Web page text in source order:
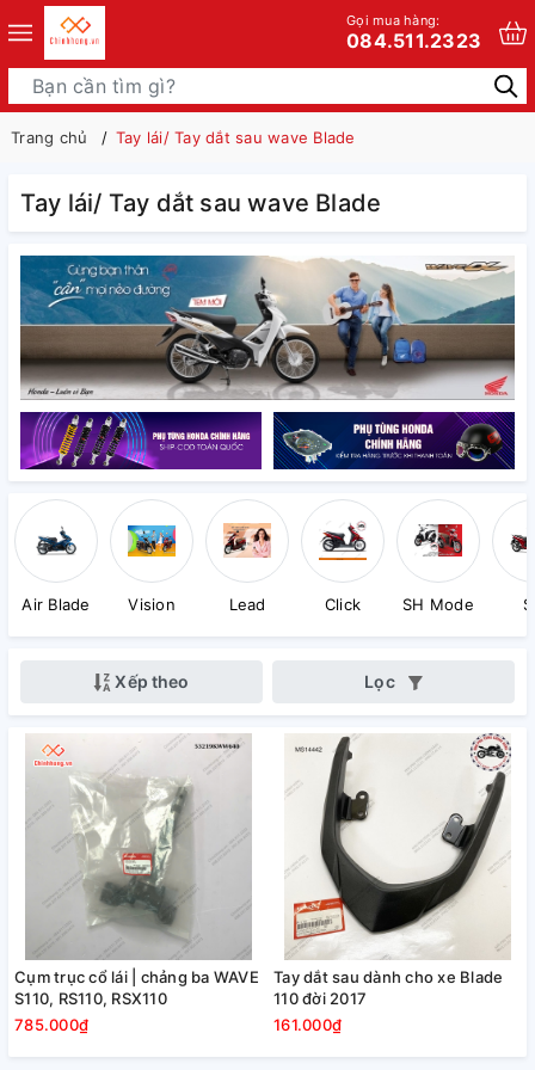
Gọi mua hàng:
084.511.2323
Trang chủ Tay lái/ Tay dắt sau wave Blade
Tay lái/ Tay dắt sau wave Blade
Air Blade Vision Lead Click SH Mode
Xếp theo Lọc
Cụm trục cổ lái | chảng ba WAVE
S110, RS110, RSX110
785.000₫
Tay dắt sau dành cho xe Blade
110 đời 2017
161.000₫